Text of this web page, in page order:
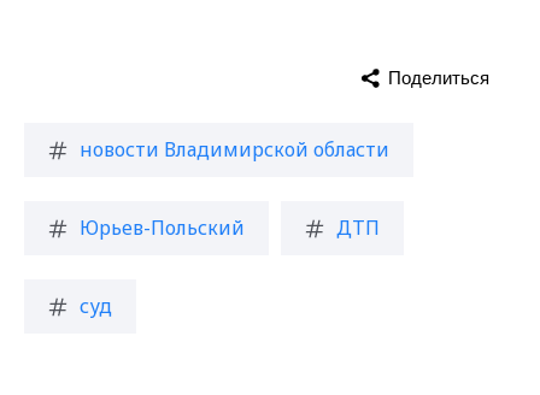
новости Владимирской области
Юрьев-Польский ДТП
суд
Поделиться